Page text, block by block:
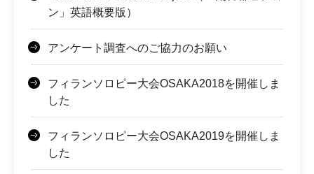
ン」英語概要版）
アンケート調査へのご協力のお願い
フィランソロピー大会OSAKA2018を開催しま
した
フィランソロピー大会OSAKA2019を開催しま
した